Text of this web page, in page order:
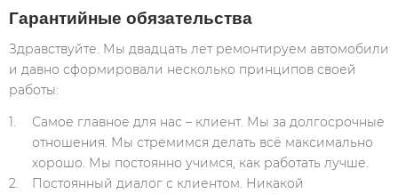
Гарантийные обязательства
Здравствуйте. Мы двадцать лет ремонтируем автомобили
и давно сформировали несколько принципов своей
работы:
Самое главное для нас – клиент. Мы за долгосрочные
отношения. Мы стремимся делать всё максимально
хорошо. Мы постоянно учимся, как работать лучше.
Постоянный диалог с клиентом. Никакой